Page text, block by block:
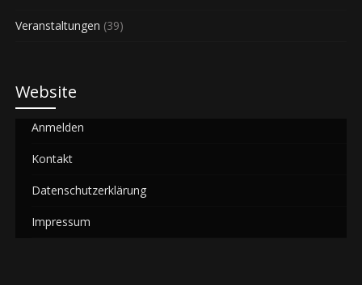
Veranstaltungen (39)
Website
Anmelden
Kontakt
Datenschutzerklärung
Impressum